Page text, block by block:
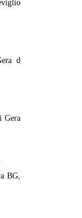
d
Gera
BG,